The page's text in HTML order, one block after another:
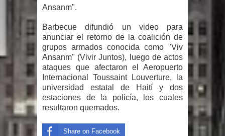
domingo una dirección de hombres
Ansanm".
Barbecue difundió un video para
anunciar el retorno de la coalición de
grupos armados conocida como "Viv
Ansanm" (Vivir Juntos), luego de actos
ataques que afectaron el Aeropuerto
Internacional Toussaint Louverture, la
universidad estatal de Haití y dos
estaciones de la policía, los cuales
resultaron quemados.
Share on Facebook